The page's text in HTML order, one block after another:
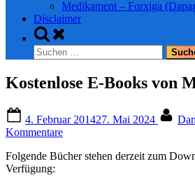
Medikament – Forxiga
Disclaimer
Toggle
search
form
Suchen
nach:
Kostenlose E-Books von
on
4. Februar 201427. Mai 2024
Kommentarezu
E-
Folgende Bücher stehen derzeit zum
Verfügung: